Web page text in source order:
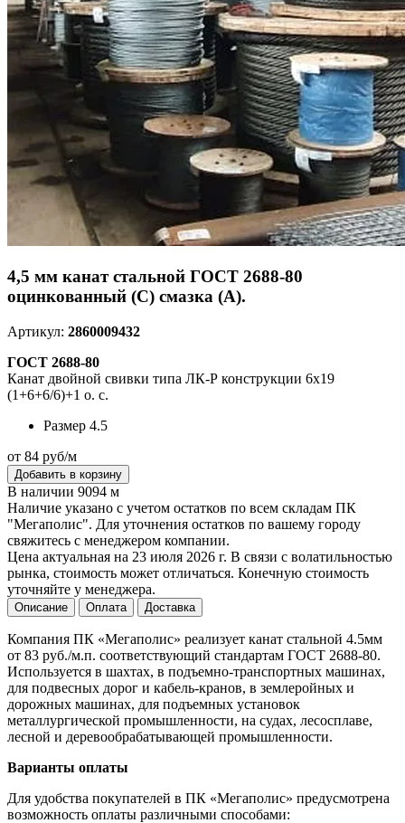
4,5 мм канат стальной ГОСТ 2688-80
оцинкованный (С) смазка (А).
Артикул: 2860009432
ГОСТ 2688-80
Канат двойной свивки типа ЛК-Р конструкции 6х19
(1+6+6/6)+1 о. с.
Размер 4.5
от 84 руб/м
Добавить в корзину
В наличии 9094 м
Наличие указано с учетом остатков по всем складам ПК
"Мегаполис". Для уточнения остатков по вашему городу
свяжитесь с менеджером компании.
Цена актуальная на 23 июля 2026 г. В связи с волатильностью
рынка, стоимость может отличаться. Конечную стоимость
уточняйте у менеджера.
Описание Оплата Доставка
Компания ПК «Мегаполис» реализует канат стальной 4.5мм
от 83 руб./м.п. соответствующий стандартам ГОСТ 2688-80.
Используется в шахтах, в подъемно-транспортных машинах,
для подвесных дорог и кабель-кранов, в землеройных и
дорожных машинах, для подъемных установок
металлургической промышленности, на судах, лесосплаве,
лесной и деревообрабатывающей промышленности.
Варианты оплаты
Для удобства покупателей в ПК «Мегаполис» предусмотрена
возможность оплаты различными способами: